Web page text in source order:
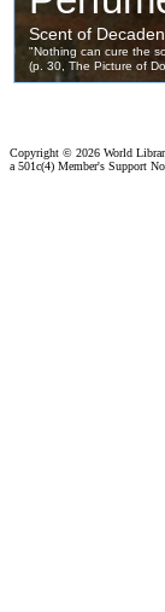
Copyright © 2026 World
a 501c(4) Member's Support